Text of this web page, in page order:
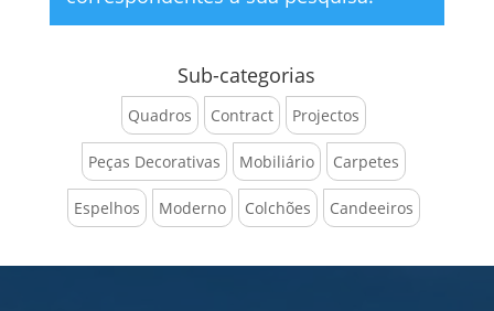
Sub-categorias
Quadros Contract Projectos
Peças Decorativas Mobiliário Carpetes
Espelhos Moderno Colchões Candeeiros